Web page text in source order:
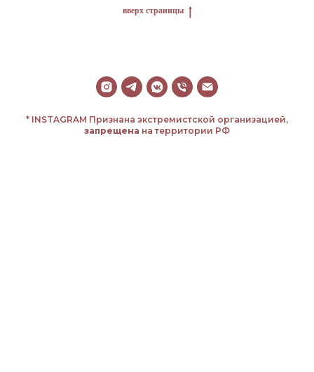
вверх страницы
* INSTAGRAM Признана экстремистской организацией,
запрещена на территории РФ